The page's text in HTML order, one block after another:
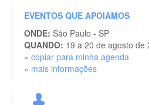
EVENTOS QUE APOIAMOS
ONDE: São Paulo - SP
QUANDO: 19 a 20 de agosto de
» copiar para minha agenda
» mais informações